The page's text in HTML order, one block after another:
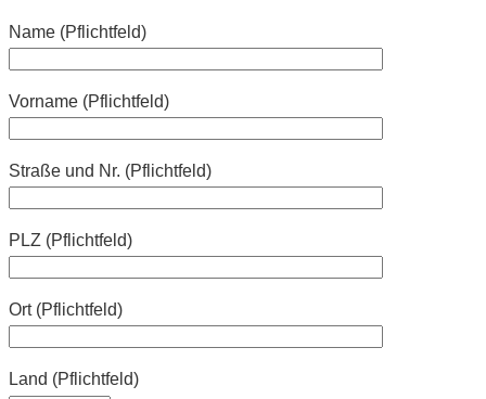
Name (Pflichtfeld)
Vorname (Pflichtfeld)
Straße und Nr. (Pflichtfeld)
PLZ (Pflichtfeld)
Ort (Pflichtfeld)
Land (Pflichtfeld)